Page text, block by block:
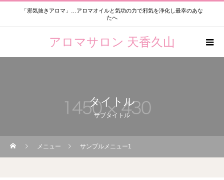
「邪気抜きアロマ」…アロマオイルと気功の力で邪気を浄化し最幸のあな
たへ
アロマサロン 天香久山
タイトル
サブタイトル
メニュー サンプルメニュー1